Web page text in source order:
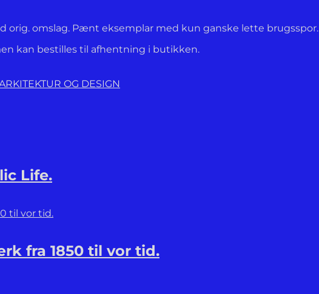
orig. omslag. Pænt eksemplar med kun ganske lette brugsspor.
kan bestilles til afhentning i butikken.
OG DESIGN
Life.
fra 1850 til vor tid.